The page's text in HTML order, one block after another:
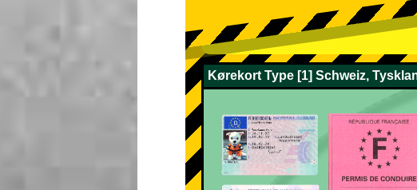
Kørekort Type [1] Schweiz,